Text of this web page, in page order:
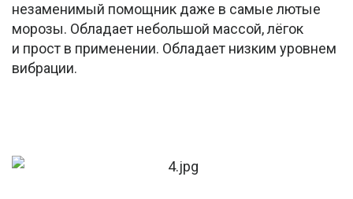
незаменимый помощник даже в самые лютые
морозы. Обладает небольшой массой, лёгок
и прост в применении. Обладает низким уровнем
вибрации.